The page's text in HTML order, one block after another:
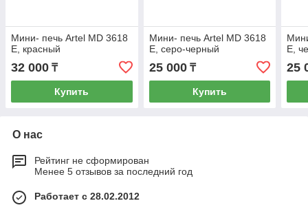
Мини- печь Artel MD 3618
E, красный
32 000 ₸
Купить
Мини- печь Artel MD 3618
E, серо-черный
25 000₸
Купить
E,
25
О нас
Рейтинг не сформирован
Менее 5 отзывов за последний год
Работает с 28.02.2012